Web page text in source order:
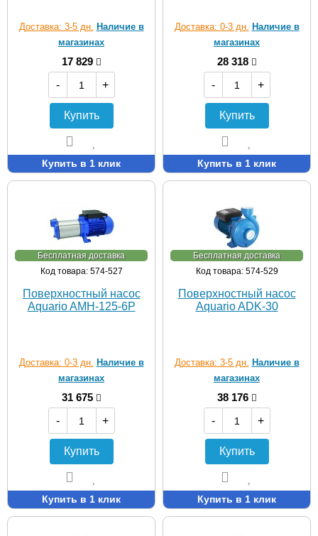
Доставка: 3-5 дн. Наличие в
магазинах
17 829
-
+
Купить
Купить в 1 клик
Доставка: 0-3 дн. Наличие в
магазинах
28 318
-
+
Купить
Купить в 1 клик
Бесплатная доставка
Код товара: 574-527
Поверхностный насос
Aquario AMH-125-6P
Доставка: 0-3 дн. Наличие в
магазинах
31 675
-
+
Купить
Купить в 1 клик
Бесплатная доставка
Код товара: 574-529
Поверхностный насос
Aquario ADK-30
Доставка: 3-5 дн. Наличие в
магазинах
38 176
-
+
Купить
Купить в 1 клик